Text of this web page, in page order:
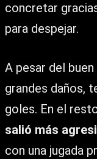
concretar
para despejar.
A pesar del
grandes daños,
goles. En el
salió más
con una jugada